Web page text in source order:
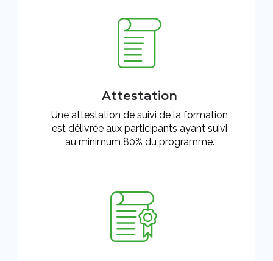
Attestation
Une attestation de suivi de la formation
est délivrée aux participants ayant suivi
au minimum 80% du programme.